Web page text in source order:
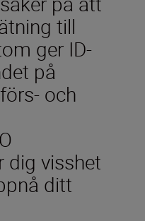
till
ger ID-
på
och
dig visshet
ditt